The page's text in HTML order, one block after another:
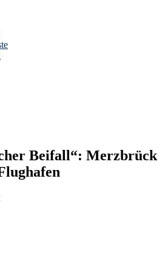
Beifall“: Merzbrück